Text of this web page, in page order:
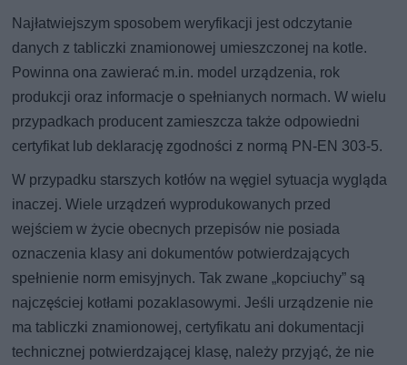
Najłatwiejszym sposobem weryfikacji jest odczytanie
danych z tabliczki znamionowej umieszczonej na kotle.
Powinna ona zawierać m.in. model urządzenia, rok
produkcji oraz informacje o spełnianych normach. W wielu
przypadkach producent zamieszcza także odpowiedni
certyfikat lub deklarację zgodności z normą PN-EN 303-5.
W przypadku starszych kotłów na węgiel sytuacja wygląda
inaczej. Wiele urządzeń wyprodukowanych przed
wejściem w życie obecnych przepisów nie posiada
oznaczenia klasy ani dokumentów potwierdzających
spełnienie norm emisyjnych. Tak zwane „kopciuchy” są
najczęściej kotłami pozaklasowymi. Jeśli urządzenie nie
ma tabliczki znamionowej, certyfikatu ani dokumentacji
technicznej potwierdzającej klasę, należy przyjąć, że nie